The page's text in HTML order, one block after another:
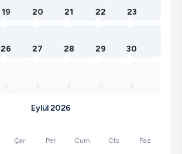
19 20 21 22 23
26 27 28 29 30
Eylül 2026
Çar Per Cum Cts Paz